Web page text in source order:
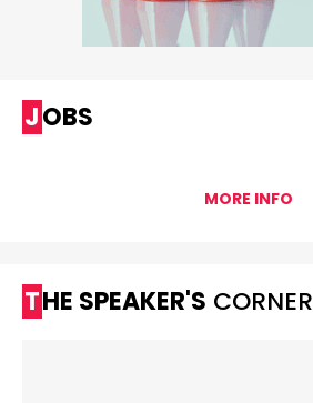
JOBS
MORE INFO
THE SPEAKER'S CORNER